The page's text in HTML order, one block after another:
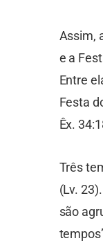
Assim,
e a
Entre
Festa
Êx.
Três
(Lv.
são